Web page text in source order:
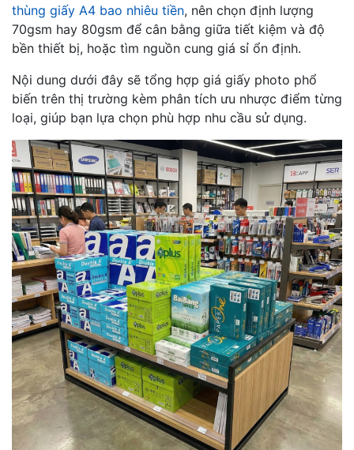
thùng giấy A4 bao nhiêu tiền, nên chọn định lượng
70gsm hay 80gsm để cân bằng giữa tiết kiệm và độ
bền thiết bị, hoặc tìm nguồn cung giá sỉ ổn định.
Nội dung dưới đây sẽ tổng hợp giá giấy photo phổ
biến trên thị trường kèm phân tích ưu nhược điểm từng
loại, giúp bạn lựa chọn phù hợp nhu cầu sử dụng.